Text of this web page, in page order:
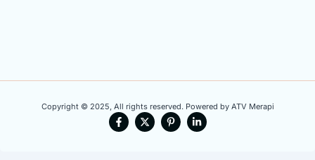
F
a
c
X
-
t
P
i
n
L
i
n
Copyright © 2025, All rights reserved. Powered by ATV Merapi